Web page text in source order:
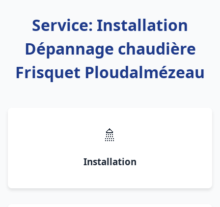
Service: Installation
Dépannage chaudière
Frisquet Ploudalmézeau
🚿
Installation